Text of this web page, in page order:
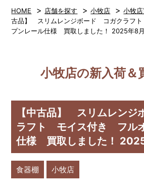
HOME > 店舗を探す >小牧店 >小牧
古品】 スリムレンジボード コガクラフ
プンレール仕様 買取しました！ 2025年8
小牧店の新入荷＆
【中古品】 スリムレン
ラフト モイス付き フル
仕様 買取しました！
食器棚 小牧店